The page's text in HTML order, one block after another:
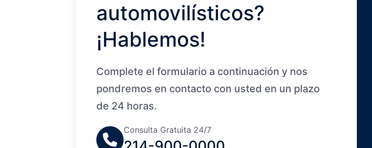
automovilísticos?
¡Hablemos!
Complete el formulario a continuación y nos
pondremos en contacto con usted en un plazo
de 24 horas.
Consulta Gratuita 24/7